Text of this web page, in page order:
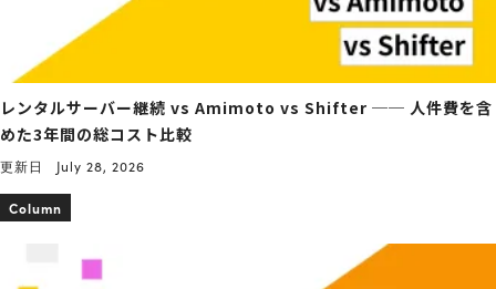
レンタルサーバー継続 vs Amimoto vs Shifter ── 人件費を含
めた3年間の総コスト比較
更新日 July 28, 2026
Column